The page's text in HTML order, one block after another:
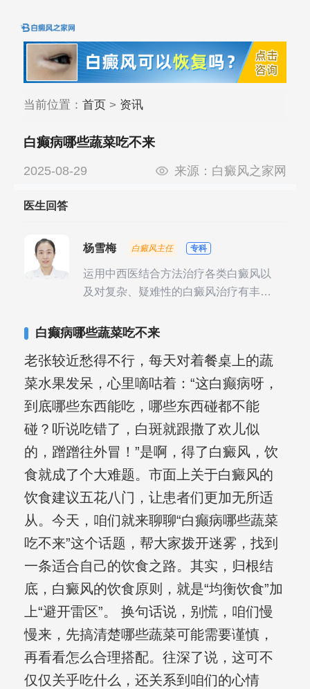
当前位置： 首页> 资讯
白癫病哪些蔬菜吃不来
2025-08-29 来源： 白癜风之家网
医生回答
杨雪梅 白癜风主任 专科
运用中西医结合方法治疗各类白癜风以
及对复杂、疑难性的白癜风治疗有丰富
合巩固用药的调理，并对白癜风患者的
导，全方位帮助患者康复。
白癫病哪些蔬菜吃不来
老张较近愁得不行，每天对着餐桌上的蔬
菜水果发呆，心里嘀咕着：“这白癫病呀，
到底哪些东西能吃，哪些东西碰都不能
碰？听说吃错了，白斑就跟撒了欢儿似
的，蹭蹭往外冒！”是啊，得了白癜风，饮
食就成了个大难题。市面上关于白癜风的
饮食建议五花八门，让患者们更加无所适
从。今天，咱们就来聊聊“白癫病哪些蔬菜
吃不来”这个话题，帮大家拨开迷雾，找到
一条适合自己的饮食之路。其实，归根结
底，白癜风的饮食原则，就是“均衡饮食”加
上“避开雷区”。 换句话说，别慌，咱们慢
慢来，先搞清楚哪些蔬菜可能需要谨慎，
再看看怎么合理搭配。往深了说，这可不
仅仅关乎吃什么，还关系到咱们的心情